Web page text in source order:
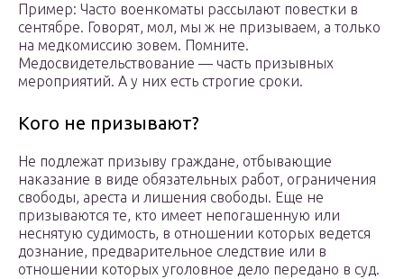
Пример: Часто военкоматы рассылают повестки в
сентябре. Говорят, мол, мы ж не призываем, а только
на медкомиссию зовем. Помните.
Медосвидетельствование — часть призывных
мероприятий. А у них есть строгие сроки.
Кого не призывают?
Не подлежат призыву граждане, отбывающие
наказание в виде обязательных работ, ограничения
свободы, ареста и лишения свободы. Еще не
призываются те, кто имеет непогашенную или
неснятую судимость, в отношении которых ведется
дознание, предварительное следствие или в
отношении которых уголовное дело передано в суд.